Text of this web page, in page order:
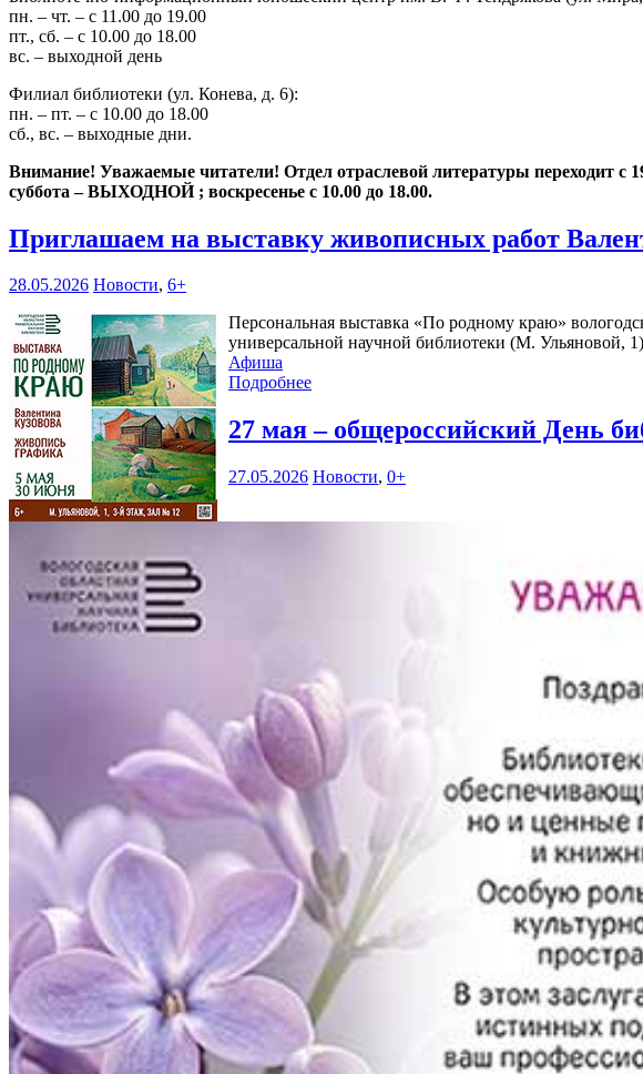
пн. – чт. – с 11.00 до 19.00
пт., сб. – с 10.00 до 18.00
вс. – выходной день
Филиал библиотеки (ул. Конева, д. 6):
пн. – пт. – с 10.00 до 18.00
сб., вс. – выходные дни.
Внимание! Уважаемые читатели! Отдел отраслевой литературы переходит с
суббота – ВЫХОДНОЙ ; воскресенье с 10.00 до 18.00.
Приглашаем на выставку живописных работ
28.05.2026 Новости, 6+
Персональная выставка «По родному краю»
универсальной научной библиотеки (М. Ульяновой,
Афиша
Подробнее
27 мая – общероссийский День
27.05.2026 Новости, 0+